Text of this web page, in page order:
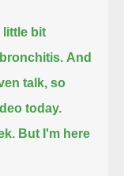
little bit
bronchitis. And
talk, so
today.
But I'm here